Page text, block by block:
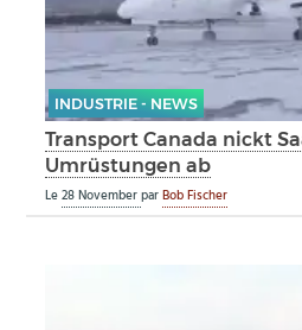
INDUSTRIE - NEWS
Transport Canada nickt
Umrüstungen ab
Le28 NovemberparBob Fischer